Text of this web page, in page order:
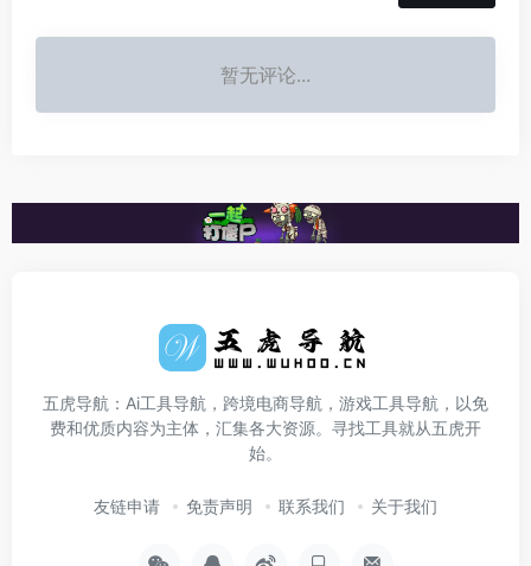
暂无评论...
五虎导航：Ai工具导航，跨境电商导航，游戏工具导航，以免
费和优质内容为主体，汇集各大资源。寻找工具就从五虎开
始。
友链申请 免责声明 联系我们 关于我们